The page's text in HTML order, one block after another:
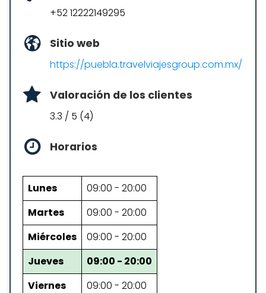
+52 12222149295
Sitio web
https://puebla.travelviajesgroup.com.mx/
Valoración de los clientes
3.3 / 5 (4)
Horarios
Lunes
09:00 - 20:00
Martes
09:00 - 20:00
Miércoles
09:00 - 20:00
Jueves
09:00 - 20:00
Viernes
09:00 - 20:00